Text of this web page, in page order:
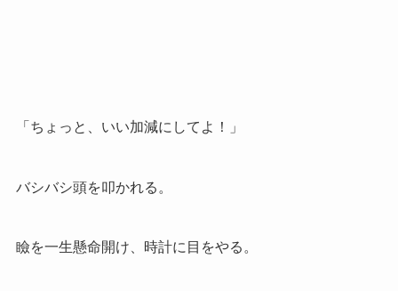
「ちょっと、いい加減にしてよ！」
バシバシ頭を叩かれる。
瞼を一生懸命開け、時計に目をやる。